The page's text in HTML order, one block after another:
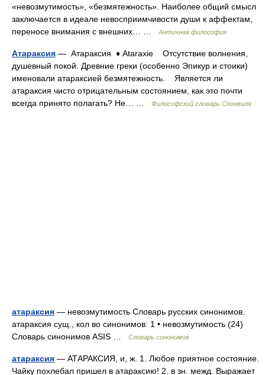
«невозмутимость», «безмятежность». Наиболее общий смысл
заключается в идеале невосприимчивости души к аффектам,
переносе внимания с внешних… …
Античная философия
Атараксия — Атараксия ♦ Ataraxie Отсутствие волнения,
душевный покой. Древние греки (особенно Эпикур и стоики)
именовали атараксией безмятежность. Является ли
атараксия чисто отрицательным состоянием, как это почти
всегда принято полагать? Не… …
Философский словарь Спонвиля
атараксия — невозмутимость Словарь русских синонимов.
атараксия сущ., кол во синонимов: 1 • невозмутимость (24)
Словарь синонимов ASIS …
Словарь синонимов
атараксия — АТАРАКСИЯ, и, ж. 1. Любое приятное состояние.
Чайку похлебал пришел в атараксию! 2. в зн. межд. Выражает